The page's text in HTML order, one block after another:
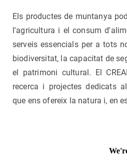
Els productes de muntanya
l'agricultura i el consum
serveis essencials per a tots
biodiversitat, la capacitat de
el patrimoni cultural. El
recerca i projectes dedicats
que ens ofereix la natura i, en